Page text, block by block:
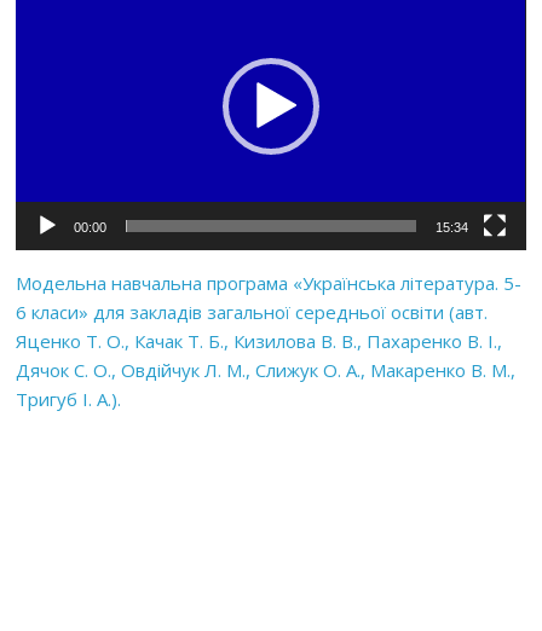
00:00 15:34
Модельна навчальна програма «Українська література. 5-
6 класи» для закладів загальної середньої освіти (авт.
Яценко Т. О., Качак Т. Б., Кизилова В. В., Пахаренко В. І.,
Дячок С. О., Овдійчук Л. М., Слижук О. А., Макаренко В. М.,
Тригуб І. А.).